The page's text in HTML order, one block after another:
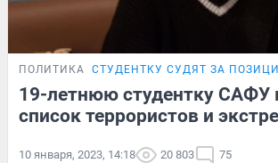
ПОЛИТИКА СТУДЕНТКУ СУДЯТ ЗА
19-летнюю студентку САФУ
список террористов и
10 января, 2023, 14:18 20 803 75